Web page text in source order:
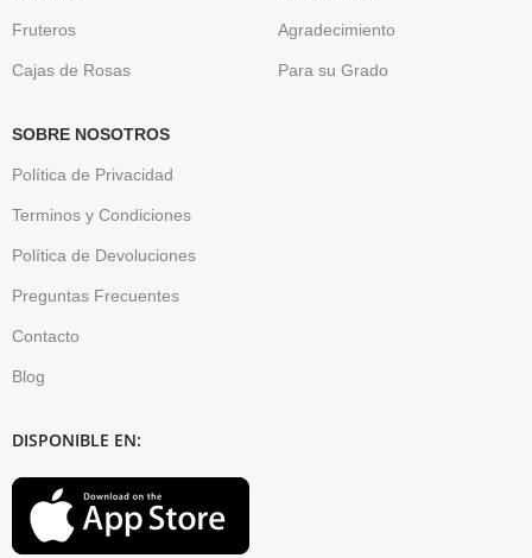
Fruteros
Cajas de Rosas
Agradecimiento
Para su Grado
SOBRE NOSOTROS
Política de Privacidad
Terminos y Condiciones
Política de Devoluciones
Preguntas Frecuentes
Contacto
Blog
DISPONIBLE EN: